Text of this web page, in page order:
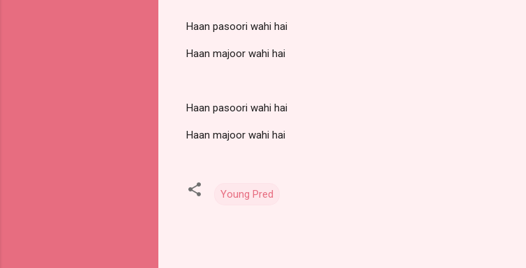
Haan pasoori wahi hai
Haan majoor wahi hai
Haan pasoori wahi hai
Haan majoor wahi hai
Young Pred